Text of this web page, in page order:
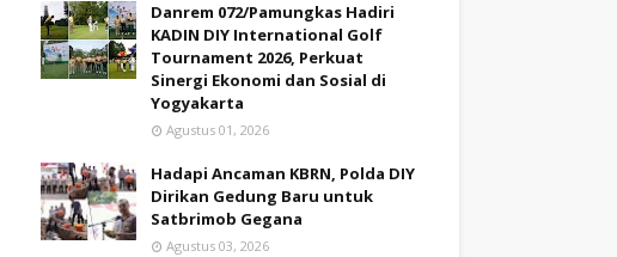
Danrem 072/Pamungkas Hadiri
KADIN DIY International Golf
Tournament 2026, Perkuat
Sinergi Ekonomi dan Sosial di
Yogyakarta
Agustus 01, 2026
Hadapi Ancaman KBRN, Polda DIY
Dirikan Gedung Baru untuk
Satbrimob Gegana
Agustus 03, 2026